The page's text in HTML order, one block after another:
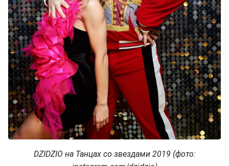
DZIDZIO на Танцах со звездами 2019 (фото: